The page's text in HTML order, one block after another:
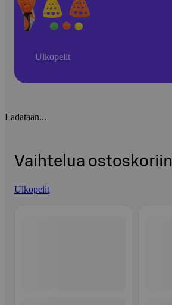
Ulkopelit
Ladataan...
Vaihtelua ostoskoriin
Ulkopelit